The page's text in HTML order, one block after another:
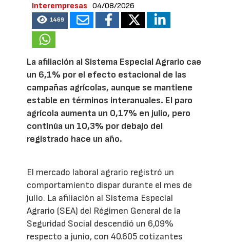
Interempresas
04/08/2026
1469
La afiliación al Sistema Especial Agrario cae
un 6,1% por el efecto estacional de las
campañas agrícolas, aunque se mantiene
estable en términos interanuales. El paro
agrícola aumenta un 0,17% en julio, pero
continúa un 10,3% por debajo del
registrado hace un año.
El mercado laboral agrario registró un
comportamiento dispar durante el mes de
julio. La afiliación al Sistema Especial
Agrario (SEA) del Régimen General de la
Seguridad Social descendió un 6,09%
respecto a junio, con 40.605 cotizantes